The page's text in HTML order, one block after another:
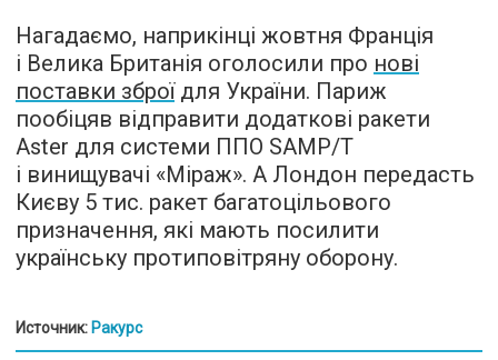
Нагадаємо, наприкінці жовтня Франція
і Велика Британія оголосили про нові
поставки зброїдля України. Париж
пообіцяв відправити додаткові ракети
Aster для системи ППО SAMP/T
і винищувачі «Міраж». А Лондон передасть
Києву 5 тис. ракет багатоцільового
призначення, які мають посилити
українську протиповітряну оборону.
Источник: Ракурс